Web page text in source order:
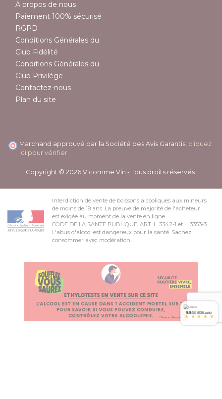
A propos de nous
Paiement 100% sécurisé
RGPD
Conditions Générales du
Club Fidélité
Conditions Générales du
Club Privilège
Contactez-nous
Plan du site
Marchand approuvé par la Société des Avis Garantis, cliquez
ici pour vérifier
Copyright © 2026 V comme Vin - Tous droits réservés.
Interdiction de vente de boissons alcooliques aux mineurs
de moins de 18 ans. La preuve de majorité de l'acheteur
est exigée au moment de la vente en ligne.
CODE DE LA SANTE PUBLIQUE, ART. L. 3342-1 et L. 3353-3
L'abus d'alcool est dangereux pour la santé. Sachez
consommer avec modération.
9.9/10 (539 avis)
* * * * *